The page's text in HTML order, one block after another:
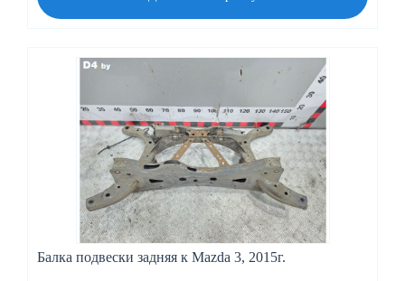
Балка подвески задняя к Mazda 3, 2015г.